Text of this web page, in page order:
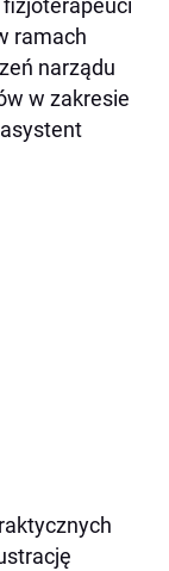
ramach
narządu
w zakresie